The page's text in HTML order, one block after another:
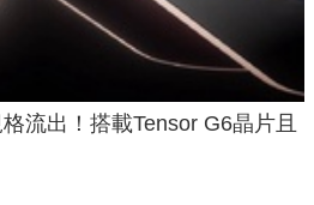
流出！搭載Tensor G6晶片且